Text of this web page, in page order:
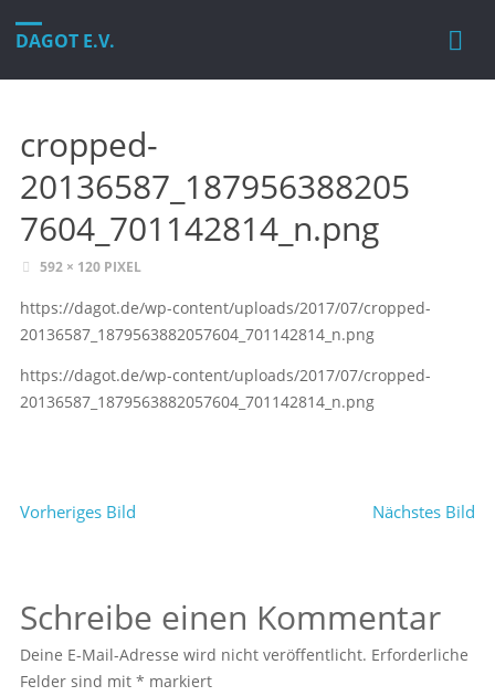
DAGOT E.V.
cropped-
20136587_187956388205
7604_701142814_n.png
VOLLE592 × 120 PIXEL
https://dagot.de/wp-content/uploads/2017/07/cropped-
20136587_1879563882057604_701142814_n.png
https://dagot.de/wp-content/uploads/2017/07/cropped-
20136587_1879563882057604_701142814_n.png
Vorheriges Bild Nächstes Bild
Schreibe einen Kommentar
Deine E-Mail-Adresse wird nicht veröffentlicht. Erforderliche
Felder sind mit * markiert